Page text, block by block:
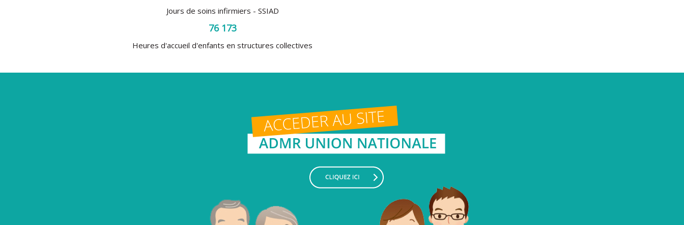
Jours de soins infirmiers - SSIAD
76 173
Heures d'accueil d'enfants en structures collectives